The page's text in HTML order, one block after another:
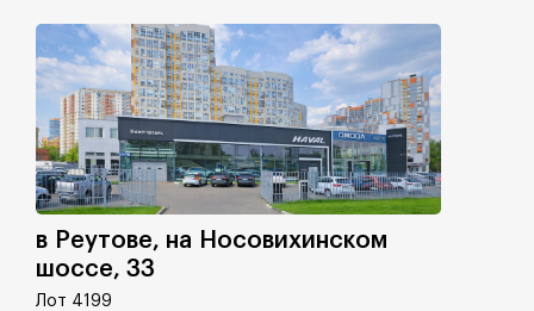
в Реутове, на Носовихинском
шоссе, 33
Лот 4199